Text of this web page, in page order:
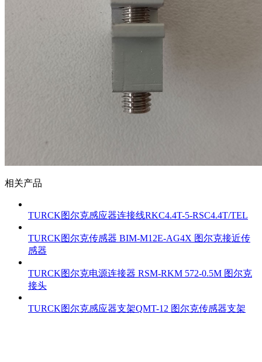
相关产品
TURCK图尔克感应器连接线RKC4.4T-5-RSC4.4T/TEL
TURCK图尔克传感器 BIM-M12E-AG4X 图尔克接近传
感器
TURCK图尔克电源连接器 RSM-RKM 572-0.5M 图尔克
接头
TURCK图尔克感应器支架QMT-12 图尔克传感器支架